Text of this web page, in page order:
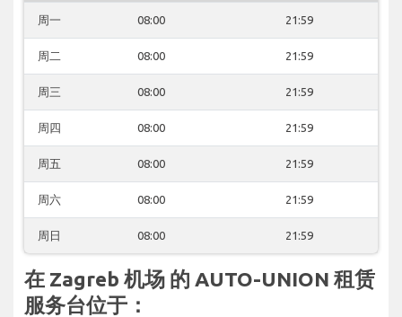
周一 08:00 21:59
周二 08:00 21:59
周三 08:00 21:59
周四 08:00 21:59
周五 08:00 21:59
周六 08:00 21:59
周日 08:00 21:59
在 Zagreb 机场 的 AUTO-UNION 租赁
服务台位于：